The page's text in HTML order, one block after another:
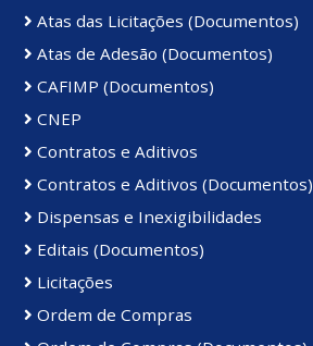
Atas das Licitações (Documentos)
Atas de Adesão (Documentos)
CAFIMP (Documentos)
CNEP
Contratos e Aditivos
Contratos e Aditivos (Documentos)
Dispensas e Inexigibilidades
Editais (Documentos)
Licitações
Ordem de Compras